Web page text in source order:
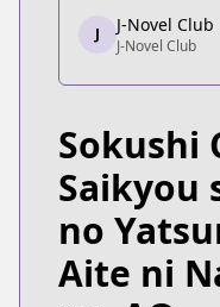
https://
J-Novel Club
J J-Novel Club
J-Novel Club
Sokushi
Saikyou
no
Aite ni